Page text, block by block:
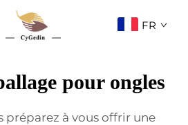
FR
pour ongles
préparez à vous offrir une